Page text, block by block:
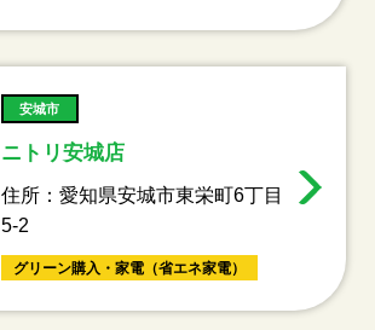
安城市
ニトリ安城店
住所：愛知県安城市東栄町6丁目
5-2
グリーン購入・家電（省エネ家電）